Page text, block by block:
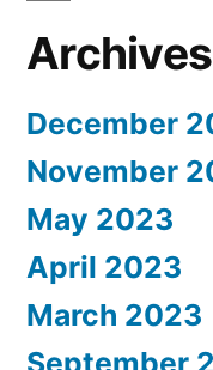
Archives
December
November
May 2023
April 2023
March 2023